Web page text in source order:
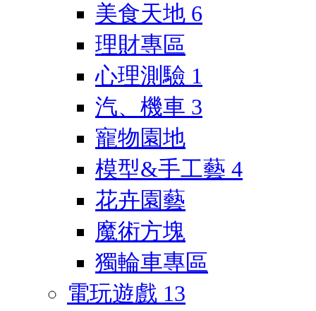
美食天地 6
理財專區
心理測驗 1
汽、機車 3
寵物園地
模型&手工藝 4
花卉園藝
魔術方塊
獨輪車專區
電玩遊戲 13